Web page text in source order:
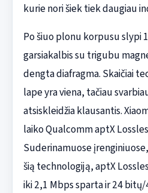
kurie nori šiek tiek daugiau
Po šiuo plonu korpusu slypi
garsiakalbis su trigubu
dengta diafragma. Skaičiai
lape yra viena, tačiau
atsiskleidžia klausantis.
laiko Qualcomm aptX
Suderinamuose
šią technologiją, aptX
iki 2,1 Mbps sparta ir 24 bitų/